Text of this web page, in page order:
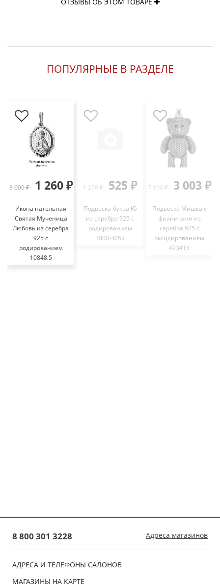
ПОПУЛЯРНЫЕ В РАЗДЕЛЕ
3 000 ₽ 1 260 ₽
Икона нательная
Святая Мученица
Любовь из серебра
925 с
родированием
10848.5
1 250 ₽ 525 ₽
Подвеска-буква Ю
из серебра 925 с
родированием
3000-3059
7 150 ₽ 3 003 ₽
Подвеска Мишка с
фианитами из
серебра 925 с
оксидированием
493415
АДРЕСА И ТЕЛЕФОНЫ САЛОНОВ
МАГАЗИНЫ НА КАРТЕ
8 800 301 3228 Адреса магазинов